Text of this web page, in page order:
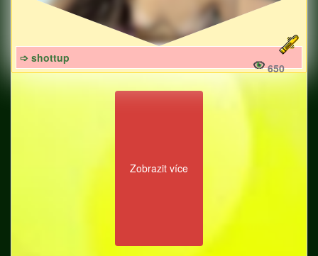
➩ shottup
650
Zobrazit více